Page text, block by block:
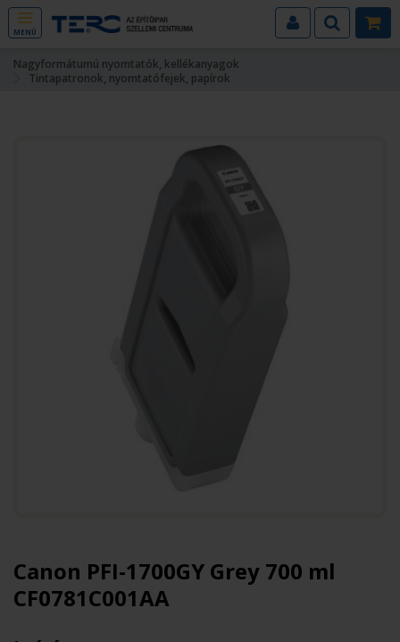
MENÜ
Nagyformátumú nyomtatók, kellékanyagok
Tintapatronok, nyomtatófejek, papírok
Canon PFI-1700GY Grey 700 ml
CF0781C001AA